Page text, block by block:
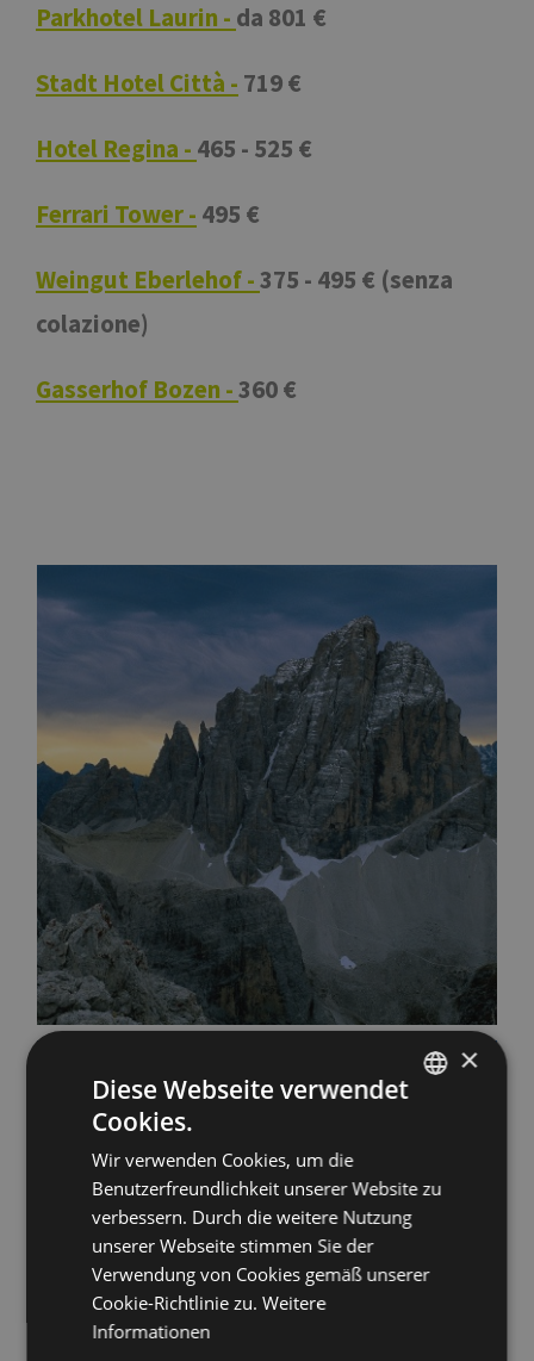
Parkhotel Laurin - da 801 €
Stadt Hotel Città - 719 €
Hotel Regina - 465 - 525 €
Ferrari Tower - 495 €
Weingut Eberlehof -375 - 495 € (senza
colazione)
Gasserhof Bozen -360 €
×
Diese Webseite verwendet
Cookies.
Wir verwenden Cookies, um die
Benutzerfreundlichkeit unserer Website zu
verbessern. Durch die weitere Nutzung
unserer Webseite stimmen Sie der
Verwendung von Cookies gemäß unserer
Cookie-Richtlinie zu. Weitere
Informationen